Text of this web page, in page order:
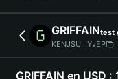
Deutsch
繁體中文
Português (Portugal)
Bahasa Indonesia
GRIFFAINtest
KENJSU...YvEP
GRIFFAIN en USD :